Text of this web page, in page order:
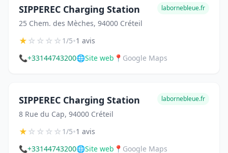
SIPPEREC Charging Station
25 Chem. des Mèches, 94000 Créteil
labornebleue.fr
★☆☆☆☆1/5•1 avis
📞+33144743200🌐Site web 📍 Google Maps
SIPPEREC Charging Station
8 Rue du Cap, 94000 Créteil
labornebleue.fr
★☆☆☆☆1/5•1 avis
📞+33144743200🌐Site web 📍 Google Maps